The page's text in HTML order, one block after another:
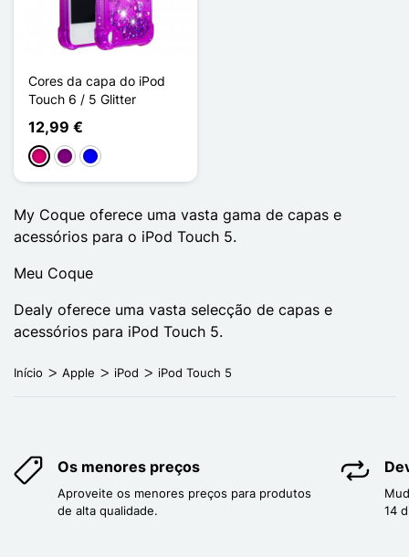
Cores da capa do iPod
Touch 6 / 5 Glitter
12,99 €
Magenta
Púrpura
Azul
My Coque oferece uma vasta gama de capas e
acessórios para o iPod Touch 5.
Meu Coque
Dealy oferece uma vasta selecção de capas e
acessórios para iPod Touch 5.
Início Apple iPod iPod Touch 5
Os menores preços
Aproveite os menores preços para produtos
de alta qualidade.
14